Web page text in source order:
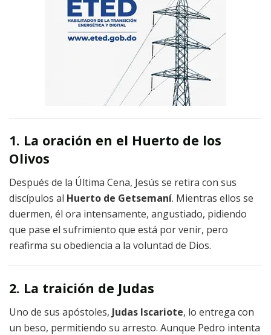
1. La oración en el Huerto de los
Olivos
Después de la Última Cena, Jesús se retira con sus
discípulos al Huerto de Getsemaní. Mientras ellos se
duermen, él ora intensamente, angustiado, pidiendo
que pase el sufrimiento que está por venir, pero
reafirma su obediencia a la voluntad de Dios.
2. La traición de Judas
Uno de sus apóstoles, Judas Iscariote, lo entrega con
un beso, permitiendo su arresto. Aunque Pedro intenta